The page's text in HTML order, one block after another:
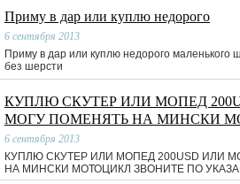
Приму в дар или куплю недорого
6 сентября 2013
Приму в дар или куплю недорого маленького
без шерсти
КУПЛЮ СКУТЕР ИЛИ МОПЕД
МОГУ ПОМЕНЯТЬ НА МИНСКИ
6 сентября 2013
КУПЛЮ СКУТЕР ИЛИ МОПЕД 200USD ИЛИ
НА МИНСКИ МОТОЦИКЛ ЗВОНИТЕ ПО